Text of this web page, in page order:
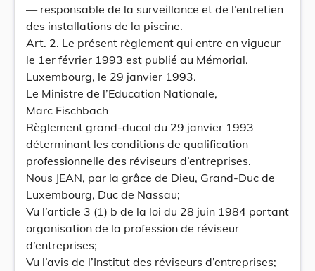
— responsable de la surveillance et de l’entretien
des installations de la piscine.
Art. 2. Le présent règlement qui entre en vigueur
le 1er février 1993 est publié au Mémorial.
Luxembourg, le 29 janvier 1993.
Le Ministre de l’Education Nationale,
Marc Fischbach
Règlement grand-ducal du 29 janvier 1993
déterminant les conditions de qualification
professionnelle des réviseurs d’entreprises.
Nous JEAN, par la grâce de Dieu, Grand-Duc de
Luxembourg, Duc de Nassau;
Vu l’article 3 (1) b de la loi du 28 juin 1984 portant
organisation de la profession de réviseur
d’entreprises;
Vu l’avis de l’Institut des réviseurs d’entreprises;